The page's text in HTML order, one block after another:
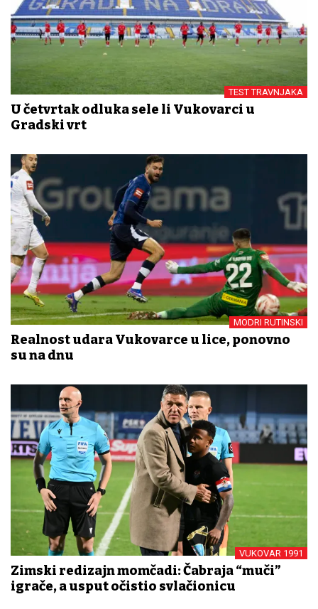
TEST TRAVNJAKA
U četvrtak odluka sele li Vukovarci u
Gradski vrt
MODRI RUTINSKI
Realnost udara Vukovarce u lice, ponovno
su na dnu
VUKOVAR 1991
Zimski redizajn momčadi: Čabraja “muči”
igrače, a usput očistio svlačionicu